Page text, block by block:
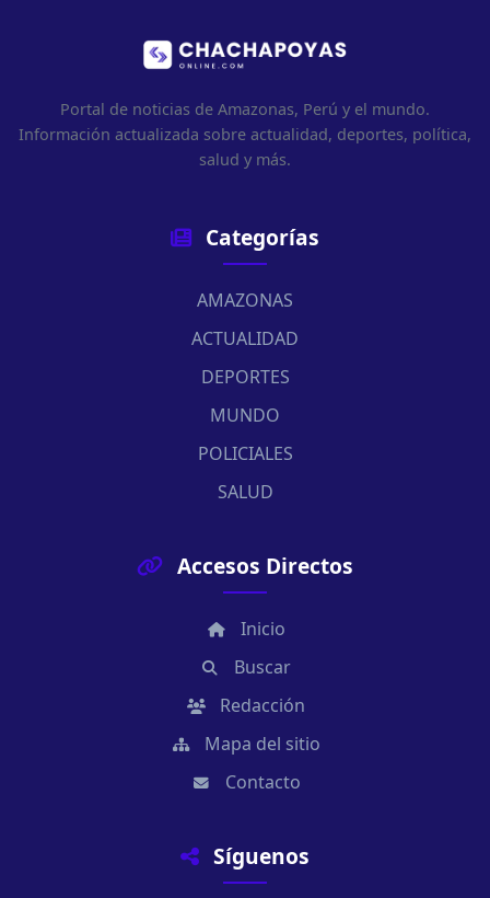
Portal de noticias de Amazonas, Perú y el mundo.
Información actualizada sobre actualidad, deportes, política,
salud y más.
Categorías
AMAZONAS
ACTUALIDAD
DEPORTES
MUNDO
POLICIALES
SALUD
Accesos Directos
Inicio
Buscar
Redacción
Mapa del sitio
Contacto
Síguenos